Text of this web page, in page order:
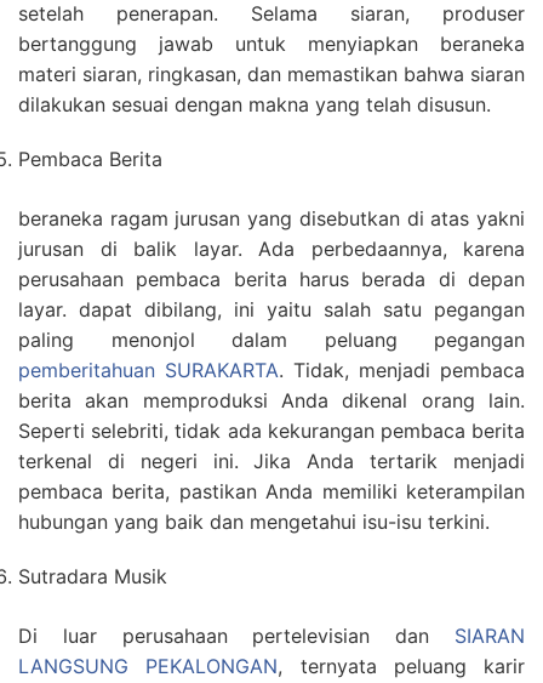
setelah penerapan. Selama siaran, produser
bertanggung jawab untuk menyiapkan beraneka
materi siaran, ringkasan, dan memastikan bahwa siaran
dilakukan sesuai dengan makna yang telah disusun.
Pembaca Berita
beraneka ragam jurusan yang disebutkan di atas yakni
jurusan di balik layar. Ada perbedaannya, karena
perusahaan pembaca berita harus berada di depan
layar. dapat dibilang, ini yaitu salah satu pegangan
paling menonjol dalam peluang pegangan
pemberitahuan SURAKARTA. Tidak, menjadi pembaca
berita akan memproduksi Anda dikenal orang lain.
Seperti selebriti, tidak ada kekurangan pembaca berita
terkenal di negeri ini. Jika Anda tertarik menjadi
pembaca berita, pastikan Anda memiliki keterampilan
hubungan yang baik dan mengetahui isu-isu terkini.
Sutradara Musik
Di luar perusahaan pertelevisian dan SIARAN
LANGSUNG PEKALONGAN, ternyata peluang karir